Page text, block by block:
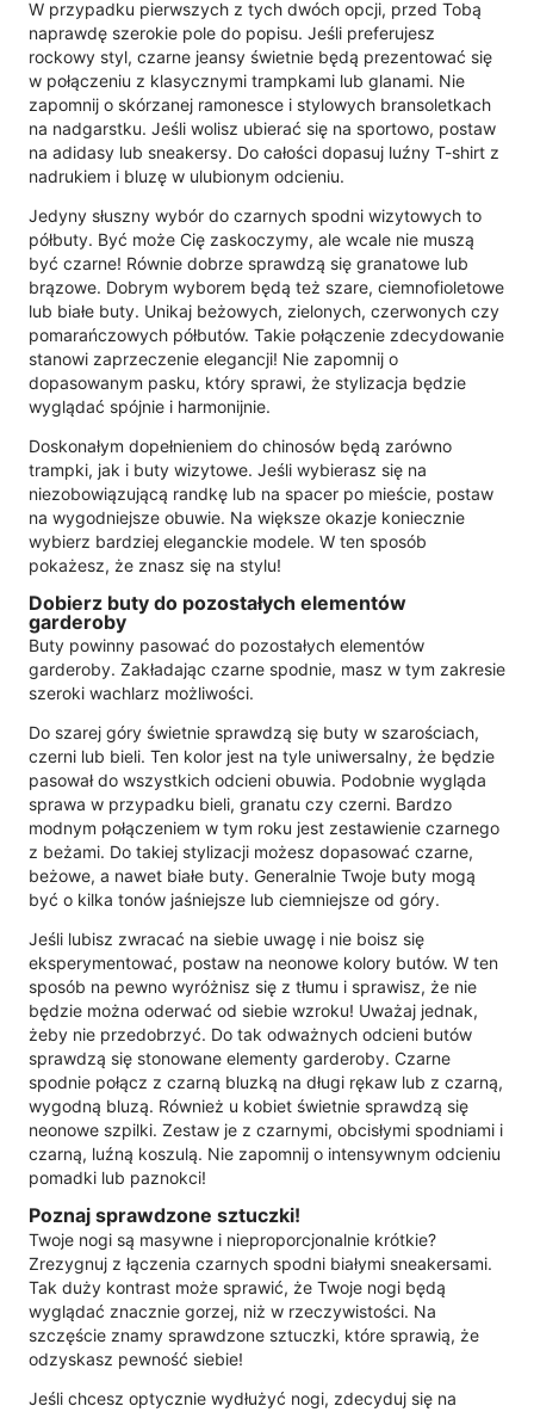
W przypadku pierwszych z tych dwóch opcji, przed Tobą
naprawdę szerokie pole do popisu. Jeśli preferujesz
rockowy styl, czarne jeansy świetnie będą prezentować się
w połączeniu z klasycznymi trampkami lub glanami. Nie
zapomnij o skórzanej ramonesce i stylowych bransoletkach
na nadgarstku. Jeśli wolisz ubierać się na sportowo, postaw
na adidasy lub sneakersy. Do całości dopasuj luźny T-shirt z
nadrukiem i bluzę w ulubionym odcieniu.
Jedyny słuszny wybór do czarnych spodni wizytowych to
półbuty. Być może Cię zaskoczymy, ale wcale nie muszą
być czarne! Równie dobrze sprawdzą się granatowe lub
brązowe. Dobrym wyborem będą też szare, ciemnofioletowe
lub białe buty. Unikaj beżowych, zielonych, czerwonych czy
pomarańczowych półbutów. Takie połączenie zdecydowanie
stanowi zaprzeczenie elegancji! Nie zapomnij o
dopasowanym pasku, który sprawi, że stylizacja będzie
wyglądać spójnie i harmonijnie.
Doskonałym dopełnieniem do chinosów będą zarówno
trampki, jak i buty wizytowe. Jeśli wybierasz się na
niezobowiązującą randkę lub na spacer po mieście, postaw
na wygodniejsze obuwie. Na większe okazje koniecznie
wybierz bardziej eleganckie modele. W ten sposób
pokażesz, że znasz się na stylu!
Dobierz buty do pozostałych elementów
garderoby
Buty powinny pasować do pozostałych elementów
garderoby. Zakładając czarne spodnie, masz w tym zakresie
szeroki wachlarz możliwości.
Do szarej góry świetnie sprawdzą się buty w szarościach,
czerni lub bieli. Ten kolor jest na tyle uniwersalny, że będzie
pasował do wszystkich odcieni obuwia. Podobnie wygląda
sprawa w przypadku bieli, granatu czy czerni. Bardzo
modnym połączeniem w tym roku jest zestawienie czarnego
z beżami. Do takiej stylizacji możesz dopasować czarne,
beżowe, a nawet białe buty. Generalnie Twoje buty mogą
być o kilka tonów jaśniejsze lub ciemniejsze od góry.
Jeśli lubisz zwracać na siebie uwagę i nie boisz się
eksperymentować, postaw na neonowe kolory butów. W ten
sposób na pewno wyróżnisz się z tłumu i sprawisz, że nie
będzie można oderwać od siebie wzroku! Uważaj jednak,
żeby nie przedobrzyć. Do tak odważnych odcieni butów
sprawdzą się stonowane elementy garderoby. Czarne
spodnie połącz z czarną bluzką na długi rękaw lub z czarną,
wygodną bluzą. Również u kobiet świetnie sprawdzą się
neonowe szpilki. Zestaw je z czarnymi, obcisłymi spodniami i
czarną, luźną koszulą. Nie zapomnij o intensywnym odcieniu
pomadki lub paznokci!
Poznaj sprawdzone sztuczki!
Twoje nogi są masywne i nieproporcjonalnie krótkie?
Zrezygnuj z łączenia czarnych spodni białymi sneakersami.
Tak duży kontrast może sprawić, że Twoje nogi będą
wyglądać znacznie gorzej, niż w rzeczywistości. Na
szczęście znamy sprawdzone sztuczki, które sprawią, że
odzyskasz pewność siebie!
Jeśli chcesz optycznie wydłużyć nogi, zdecyduj się na